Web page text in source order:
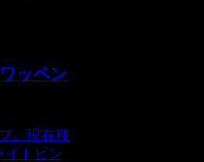
ッペン
。現在種
イトピン